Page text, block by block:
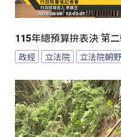
115年總預算拚表決 第
政經 立法院 立法院朝